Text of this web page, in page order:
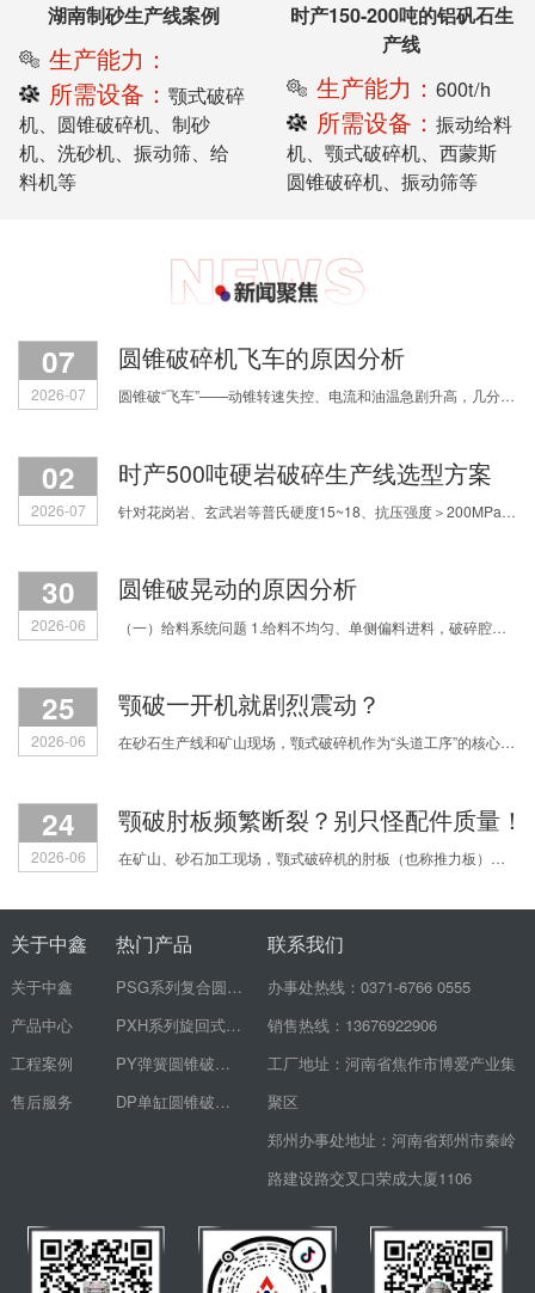
湖南制砂生产线案例
生产能力：
所需设备：颚式破碎
机、圆锥破碎机、制砂
机、洗砂机、振动筛、给
料机等
时产150-200吨的铝矾石生
产线
生产能力：600t/h
所需设备：振动给料
机、颚式破碎机、西蒙斯
圆锥破碎机、振动筛等
07
2026-07
圆锥破碎机飞车的原因分析
圆锥破“飞车”——动锥转速失控、电流和油温急剧升高，几分钟内铜套烧毁，甚至主轴断裂。原因主要有四类，我们逐一拆解。 第一，润滑系统失效。缺油或油质劣
02
2026-07
时产500吨硬岩破碎生产线选型方案
针对花岗岩、玄武岩等普氏硬度15~18、抗压强度＞200MPa的超硬物料，如何科学配置破碎流程？焦作中鑫结合多年实战经验，为您拆解三种主流选型思路，助您实现产能、粒形与运营成本的精
30
2026-06
圆锥破晃动的原因分析
（一）给料系统问题 1.给料不均匀、单侧偏料进料，破碎腔受力失衡，直接引发整机振动跳动； 2.物料中混入铁块等不可破碎杂物，或是进料粒度过大，设备负载骤增产生剧烈振动； 3.进料细料占
25
2026-06
颚破一开机就剧烈震动？
在砂石生产线和矿山现场，颚式破碎机作为“头道工序”的核心设备，一旦出现剧烈震动、机身发抖，不仅影响满负荷生产，更让人揪心会不会震坏设备、引发安全事故。很多机修
24
2026-06
颚破肘板频繁断裂？别只怪配件质量！
在矿山、砂石加工现场，颚式破碎机的肘板（也称推力板）频繁断裂，是让无数生产老板和机修师傅头疼的顽疾。刚换的新肘板没几天又裂了，配件费用心疼不说，设备一停机，整个生产线都得
关于中鑫
关于中鑫
产品中心
工程案例
售后服务
热门产品
PSG系列复合圆锥破碎机
PXH系列旋回式破碎机
PY弹簧圆锥破碎机
DP单缸圆锥破碎机
联系我们
办事处热线：0371-6766 0555
销售热线：13676922906
工厂地址：河南省焦作市博爱产业集
聚区
郑州办事处地址：河南省郑州市秦岭
路建设路交叉口荣成大厦1106